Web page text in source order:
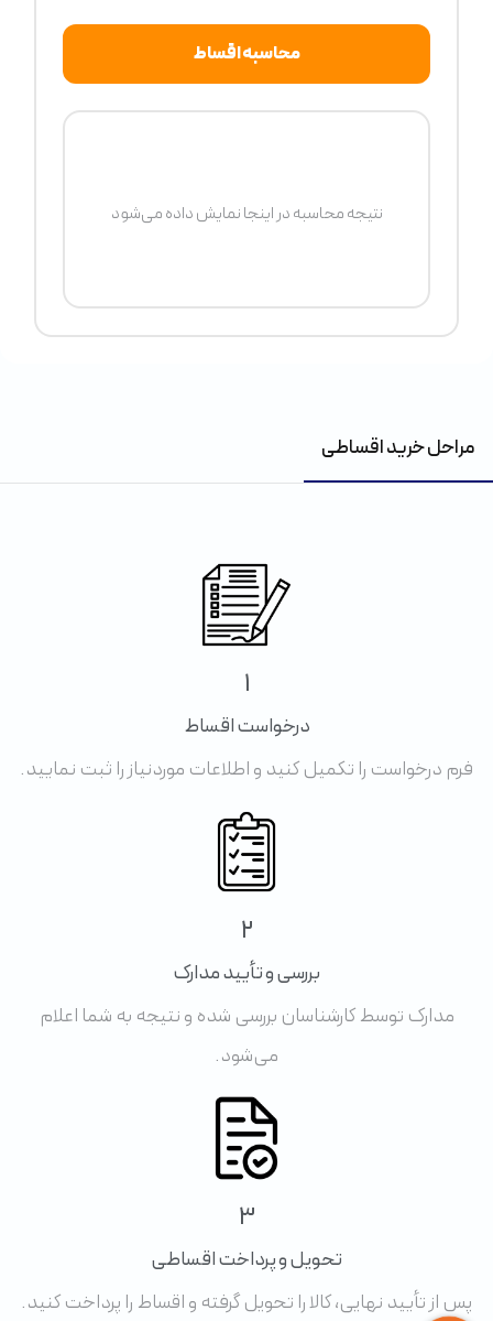
محاسبه اقساط
نتیجه محاسبه در اینجا نمایش داده می‌شود
مراحل خرید اقساطی
1
درخواست اقساط
فرم درخواست را تکمیل کنید و اطلاعات موردنیاز را ثبت نمایید.
2
بررسی و تأیید مدارک
مدارک توسط کارشناسان بررسی شده و نتیجه به شما اعلام
می‌شود.
3
تحویل و پرداخت اقساطی
پس از تأیید نهایی، کالا را تحویل گرفته و اقساط را پرداخت کنید.